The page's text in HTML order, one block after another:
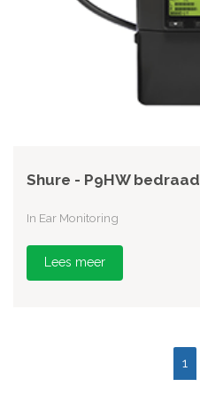
Shure - P9HW bedraad
In Ear Monitoring
Lees meer
1